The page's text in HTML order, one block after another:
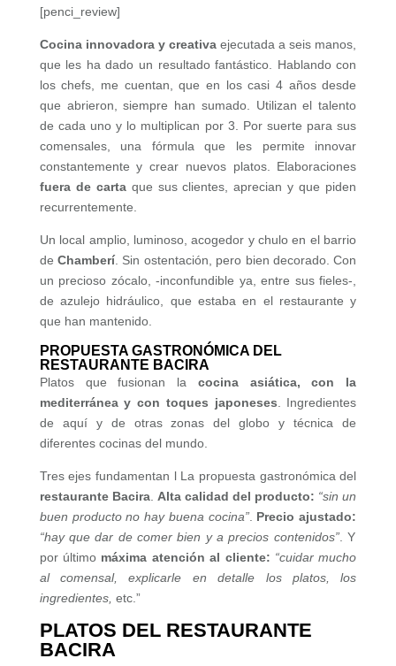
[penci_review]
Cocina innovadora y creativaejecutada a seis manos,
que les ha dado un resultado fantástico. Hablando con
los chefs, me cuentan, que en los casi 4 años desde
que abrieron, siempre han sumado. Utilizan el talento
de cada uno y lo multiplican por 3. Por suerte para sus
comensales, una fórmula que les permite innovar
constantemente y crear nuevos platos. Elaboraciones
fuera de cartaque sus clientes, aprecian y que piden
recurrentemente.
Un local amplio, luminoso, acogedor y chulo en el barrio
deChamberí . Sin ostentación, pero bien decorado. Con
un precioso zócalo, -inconfundible ya, entre sus fieles-,
de azulejo hidráulico, que estaba en el restaurante y
que han mantenido.
PROPUESTA GASTRONÓMICA DEL
RESTAURANTE BACIRA
Platos que fusionan la cocina asiática, con la
mediterránea y con toques japoneses . Ingredientes
de aquí y de otras zonas del globo y técnica de
diferentes cocinas del mundo.
Tres ejes fundamentan l La propuesta gastronómica del
restaurante Bacira. Alta calidad del producto: “sin un
buen producto no hay buena cocina”. Precio ajustado:
“hay que dar de comer bien y a precios contenidos”. Y
por último máxima atención al cliente: “cuidar mucho
al comensal, explicarle en detalle los platos, los
ingredientes, etc.”
PLATOS DEL RESTAURANTE
BACIRA